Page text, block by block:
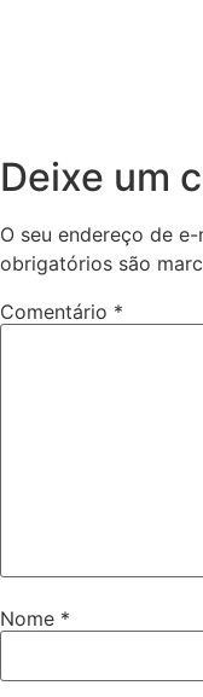
Deixe um
O seu endereço de
obrigatórios são
Comentário *
Nome *